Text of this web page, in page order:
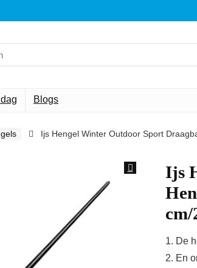
Blogs
Ijs Hengel Winter Outdoor Sport
Ijs
cm/
1. De
2. En